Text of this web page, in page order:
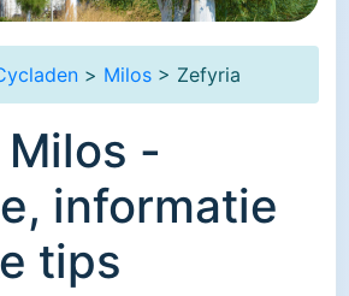
> Milos > Zefyria
-
informatie
tips